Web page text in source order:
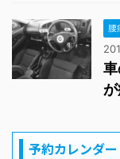
腰
予約カレンダー